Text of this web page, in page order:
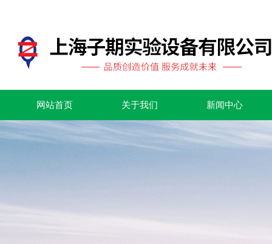
网站首页 关于我们 新闻中心